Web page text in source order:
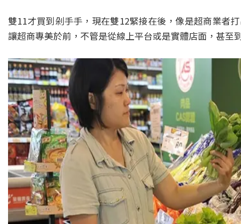
雙11才買到剁手手，現在雙12緊接在後，像是超商業者
讓超商專美於前，不管是從線上平台或是實體店面，甚至